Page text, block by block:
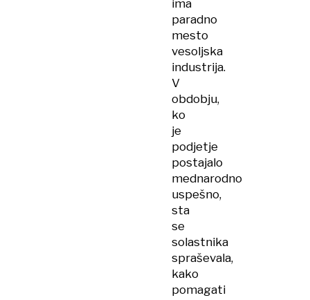
ima
paradno
mesto
vesoljska
industrija.
V
obdobju,
ko
je
podjetje
postajalo
mednarodno
uspešno,
sta
se
solastnika
spraševala,
kako
pomagati